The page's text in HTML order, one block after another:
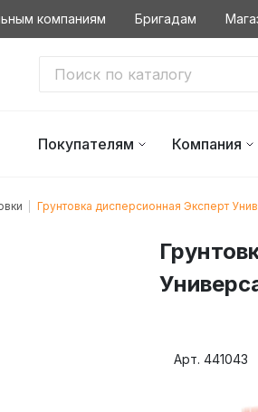
компаниям Бригадам
Покупателям Компания
Грунтовка дисперсионная Эксперт
Арт. 441043